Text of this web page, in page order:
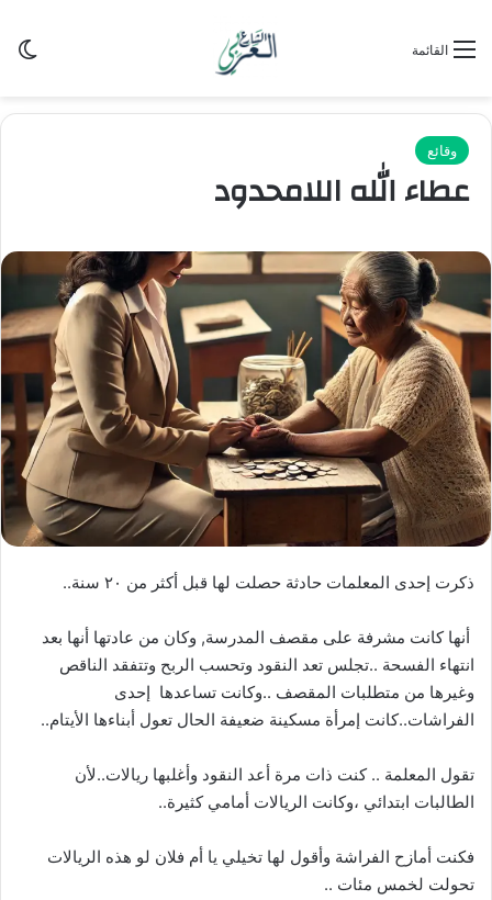
القائمة
وقائع
عطاء الله اللامحدود
ذكرت إحدى المعلمات حادثة حصلت لها قبل أكثر من ٢٠ سنة..
أنها كانت مشرفة على مقصف المدرسة, وكان من عادتها أنها بعد
انتهاء الفسحة ..تجلس تعد النقود وتحسب الربح وتتفقد الناقص
وغيرها من متطلبات المقصف ..وكانت تساعدها إحدى
الفراشات..كانت إمرأة مسكينة ضعيفة الحال تعول أبناءها الأيتام..
تقول المعلمة .. كنت ذات مرة أعد النقود وأغلبها ريالات..لأن
الطالبات ابتدائي ،وكانت الريالات أمامي كثيرة..
فكنت أمازح الفراشة وأقول لها تخيلي يا أم فلان لو هذه الريالات
تحولت لخمس مئات ..